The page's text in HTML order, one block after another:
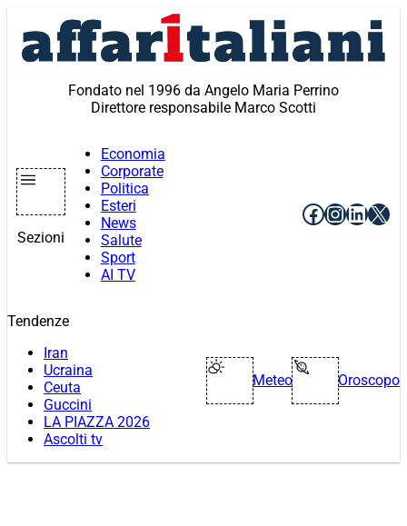
contenuto
Fondato nel 1996 da Angelo Maria Perrino
Direttore responsabile Marco Scotti
Sezioni
Economia
Corporate
Politica
Esteri
News
Salute
Sport
AI TV
Facebook
X
Tendenze
Iran
Ucraina
Ceuta
Guccini
LA PIAZZA 2026
Ascolti tv
Meteo Oroscopo